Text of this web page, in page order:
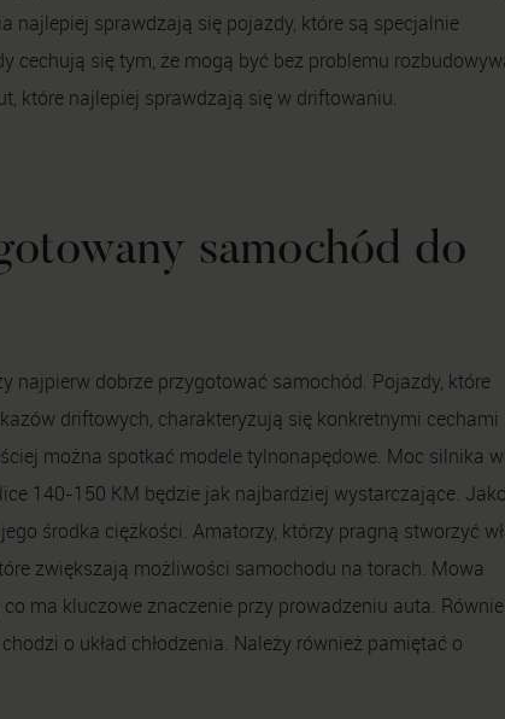
najlepiej sprawdzają się pojazdy, które są specjalnie
się tym, że mogą być bez problemu
które najlepiej sprawdzają się w driftowaniu.
samochód do
najpierw dobrze przygotować samochód. Pojazdy, które
driftowych, charakteryzują się konkretnymi cechami
można spotkać modele tylnonapędowe. Moc silnika
140-150 KM będzie jak najbardziej wystarczające.
środka ciężkości. Amatorzy, którzy pragną stworzyć
zwiększają możliwości samochodu na torach. Mowa
ma kluczowe znaczenie przy prowadzeniu auta. Równie
o układ chłodzenia. Należy również pamiętać o